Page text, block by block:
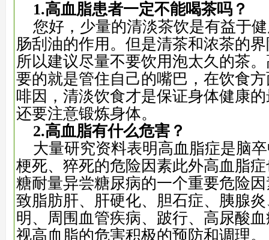
1.高血脂患者一定不能喝茶吗？
您好，少量的清淡茶饮是有益于
肠刮油的作用。但是清茶和浓茶的
所以建议尽量不要饮用泡太久的茶
要的就是管住自己的嘴巴，在饮食
啡因，清淡饮食才是保证身体健康
还要注意锻炼身体。
2.高血脂有什么危害？
大量研究资料表明高血脂症是脑
梗死、猝死的危险因素此外高血脂
糖耐量异尝糖尿病的一个重要危险
致脂肪肝、肝硬化、胆石症、胰腺
明、周围血管疾病、跛行、高尿酸
视高血脂的危害积极的预防和调理。